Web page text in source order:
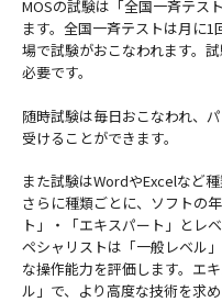
MOSの試験は「全国一斉テス
ます。全国一斉テストは月に
場で試験がおこなわれます。
必要です。
随時試験は毎日おこなわれ、
受けることができます。
また試験はWordやExcelなど
さらに種類ごとに、ソフトの
ト」・「エキスパート」とレ
ペシャリストは「一般レベル
な操作能力を評価します。エ
ル」で、より高度な技術を求め